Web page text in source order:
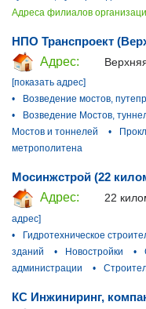
Адреса филиалов
НПО Транспроект
Адрес:
[показать адрес]
•
Возведение мостов,
•
Возведение Мостов,
Мостов и тоннелей
•
метрополитена
Мосинжстрой (22
Адрес:
22
адрес]
•
Гидротехническое
зданий
• Новостройки •
администрации
•
КС Инжиниринг,